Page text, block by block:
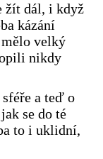
žít dál, i když
kázání
mělo velký
nikdy
a teď o
se do té
to i uklidní,